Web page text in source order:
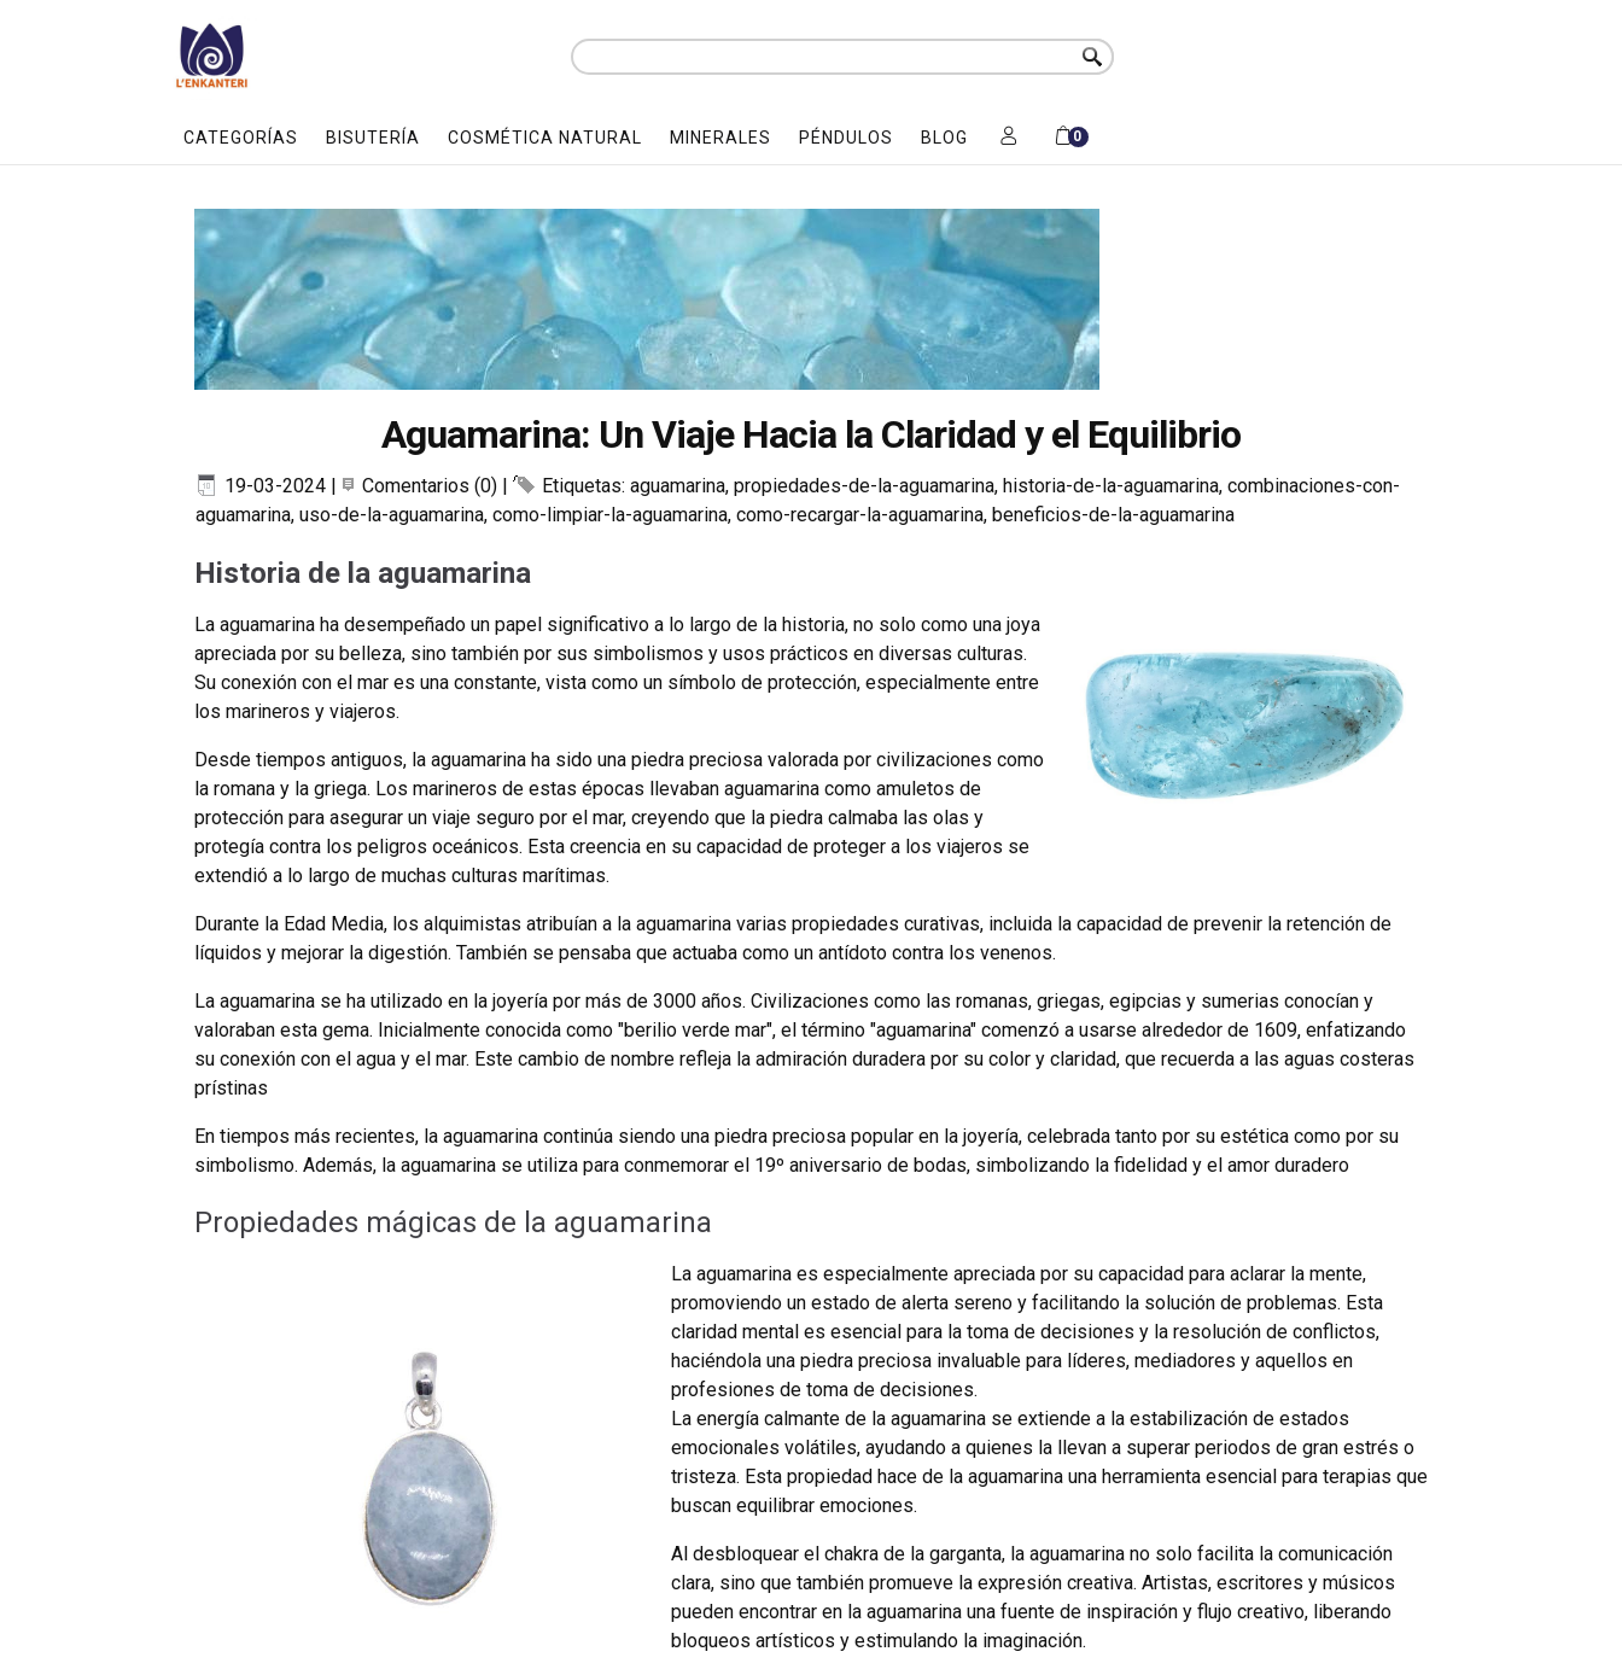
CATEGORÍAS BISUTERÍA COSMÉTICA NATURAL MINERALES PÉNDULOS BLOG 0
Aguamarina: Un Viaje Hacia la Claridad y el Equilibrio
19-03-2024| Comentarios (0)| Etiquetas: aguamarina, propiedades-de-la-aguamarina, historia-de-la-aguamarina, combinaciones-con-
aguamarina, uso-de-la-aguamarina, como-limpiar-la-aguamarina, como-recargar-la-aguamarina, beneficios-de-la-aguamarina
Historia de la aguamarina
La aguamarina ha desempeñado un papel significativo a lo largo de la historia, no solo como una joya
apreciada por su belleza, sino también por sus simbolismos y usos prácticos en diversas culturas.
Su conexión con el mar es una constante, vista como un símbolo de protección, especialmente entre
los marineros y viajeros.
Desde tiempos antiguos, la aguamarina ha sido una piedra preciosa valorada por civilizaciones como
la romana y la griega. Los marineros de estas épocas llevaban aguamarina como amuletos de
protección para asegurar un viaje seguro por el mar, creyendo que la piedra calmaba las olas y
protegía contra los peligros oceánicos. Esta creencia en su capacidad de proteger a los viajeros se
extendió a lo largo de muchas culturas marítimas.
Durante la Edad Media, los alquimistas atribuían a la aguamarina varias propiedades curativas, incluida la capacidad de prevenir la retención de
líquidos y mejorar la digestión. También se pensaba que actuaba como un antídoto contra los venenos.
La aguamarina se ha utilizado en la joyería por más de 3000 años. Civilizaciones como las romanas, griegas, egipcias y sumerias conocían y
valoraban esta gema. Inicialmente conocida como "berilio verde mar", el término "aguamarina" comenzó a usarse alrededor de 1609, enfatizando
su conexión con el agua y el mar. Este cambio de nombre refleja la admiración duradera por su color y claridad, que recuerda a las aguas costeras
prístinas
En tiempos más recientes, la aguamarina continúa siendo una piedra preciosa popular en la joyería, celebrada tanto por su estética como por su
simbolismo. Además, la aguamarina se utiliza para conmemorar el 19º aniversario de bodas, simbolizando la fidelidad y el amor duradero
Propiedades mágicas de la aguamarina
La aguamarina es especialmente apreciada por su capacidad para aclarar la mente,
promoviendo un estado de alerta sereno y facilitando la solución de problemas. Esta
claridad mental es esencial para la toma de decisiones y la resolución de conflictos,
haciéndola una piedra preciosa invaluable para líderes, mediadores y aquellos en
profesiones de toma de decisiones.
La energía calmante de la aguamarina se extiende a la estabilización de estados
emocionales volátiles, ayudando a quienes la llevan a superar periodos de gran estrés o
tristeza. Esta propiedad hace de la aguamarina una herramienta esencial para terapias que
buscan equilibrar emociones.
Al desbloquear el chakra de la garganta, la aguamarina no solo facilita la comunicación
clara, sino que también promueve la expresión creativa. Artistas, escritores y músicos
pueden encontrar en la aguamarina una fuente de inspiración y flujo creativo, liberando
bloqueos artísticos y estimulando la imaginación.